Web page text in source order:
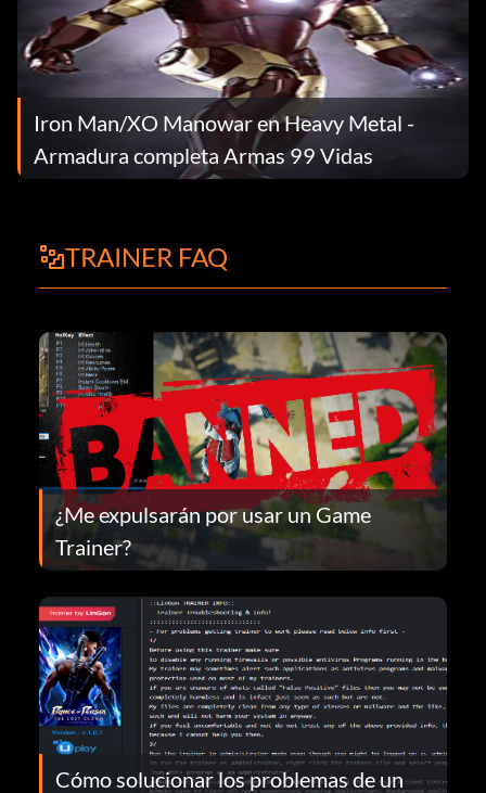
Iron Man/XO Manowar en Heavy Metal -
Armadura completa Armas 99 Vidas
TRAINER FAQ
¿Me expulsarán por usar un Game
Trainer?
Cómo solucionar los problemas de un